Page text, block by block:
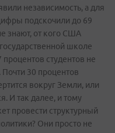
независимость, а для
подскочили до 69
знают, от кого США
школе
студентов не
30 процентов
вокруг Земли, или
И так далее, и тому
провести структурный
Они просто не